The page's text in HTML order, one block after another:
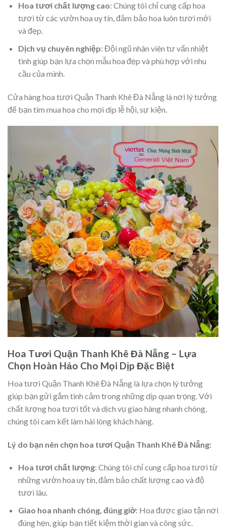
Hoa tươi chất lượng cao: Chúng tôi chỉ cung cấp hoa
tươi từ các vườn hoa uy tín, đảm bảo hoa luôn tươi mới
và đẹp.
Dịch vụ chuyên nghiệp: Đội ngũ nhân viên tư vấn nhiệt
tình giúp bạn lựa chọn mẫu hoa đẹp và phù hợp với nhu
cầu của mình.
Cửa hàng hoa tươi Quận Thanh Khê Đà Nẵng là nơi lý tưởng
để bạn tìm mua hoa cho mọi dịp lễ hội, sự kiện.
Hoa Tươi Quận Thanh Khê Đà Nẵng – Lựa
Chọn Hoàn Hảo Cho Mọi Dịp Đặc Biệt
Hoa tươi Quận Thanh Khê Đà Nẵng là lựa chọn lý tưởng
giúp bạn gửi gắm tình cảm trong những dịp quan trọng. Với
chất lượng hoa tươi tốt và dịch vụ giao hàng nhanh chóng,
chúng tôi cam kết làm hài lòng khách hàng.
Lý do bạn nên chọn hoa tươi Quận Thanh Khê Đà Nẵng:
Hoa tươi chất lượng: Chúng tôi chỉ cung cấp hoa tươi từ
những vườn hoa uy tín, đảm bảo chất lượng cao và độ
tươi lâu.
Giao hoa nhanh chóng, đúng giờ: Hoa được giao tận nơi
đúng hẹn, giúp bạn tiết kiệm thời gian và công sức.